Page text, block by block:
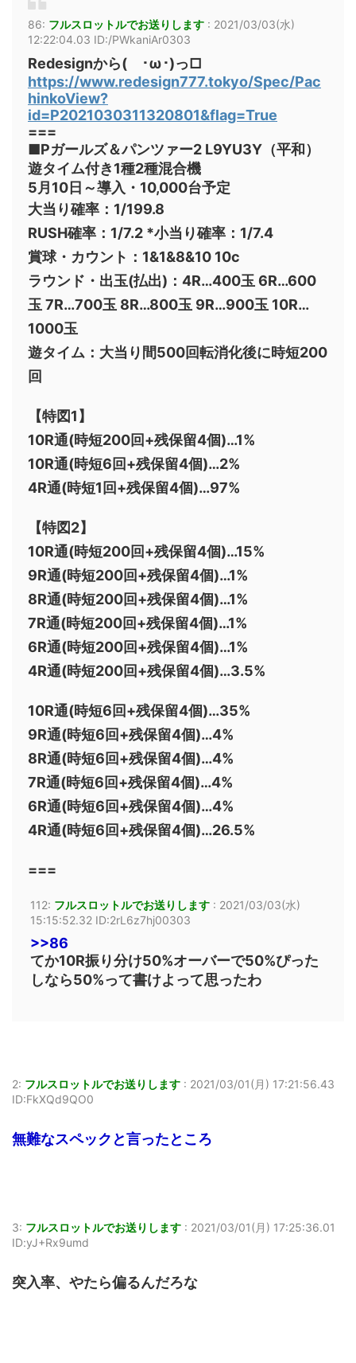
86: フルスロットルでお送りします : 2021/03/03(水)
12:22:04.03 ID:/PWkaniAr0303
Redesignから( ･ω･)っ□
https://www.redesign777.tokyo/Spec/Pac
hinkoView?
id=P2021030311320801&flag=True
===
■Pガールズ＆パンツァー2 L9YU3Y（平和）
遊タイム付き1種2種混合機
5月10日～導入・10,000台予定
大当り確率：1/199.8
RUSH確率：1/7.2 *小当り確率：1/7.4
賞球・カウント：1&1&8&10 10c
ラウンド・出玉(払出)：4R…400玉 6R…600
玉 7R…700玉 8R…800玉 9R…900玉 10R…
1000玉
遊タイム：大当り間500回転消化後に時短200
回
【特図1】
10R通(時短200回+残保留4個)…1%
10R通(時短6回+残保留4個)…2%
4R通(時短1回+残保留4個)…97%
【特図2】
10R通(時短200回+残保留4個)…15%
9R通(時短200回+残保留4個)…1%
8R通(時短200回+残保留4個)…1%
7R通(時短200回+残保留4個)…1%
6R通(時短200回+残保留4個)…1%
4R通(時短200回+残保留4個)…3.5%
10R通(時短6回+残保留4個)…35%
9R通(時短6回+残保留4個)…4%
8R通(時短6回+残保留4個)…4%
7R通(時短6回+残保留4個)…4%
6R通(時短6回+残保留4個)…4%
4R通(時短6回+残保留4個)…26.5%
===
112: フルスロットルでお送りします : 2021/03/03(水)
15:15:52.32 ID:2rL6z7hj00303
>>86
てか10R振り分け50%オーバーで50%ぴった
しなら50%って書けよって思ったわ
2: フルスロットルでお送りします : 2021/03/01(月) 17:21:56.43
ID:FkXQd9QO0
無難なスペックと言ったところ
3: フルスロットルでお送りします : 2021/03/01(月) 17:25:36.01
ID:yJ+Rx9umd
突入率、やたら偏るんだろな